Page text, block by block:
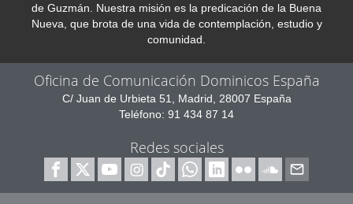
de Guzmán. Nuestra misión es la predicación de la Buena
Nueva, que brota de una vida de contemplación, estudio y
comunidad.
Oficina de Comunicación Dominicos España
C/ Juan de Urbieta 51, Madrid, 28007 España
Teléfono: 91 434 87 14
Redes sociales